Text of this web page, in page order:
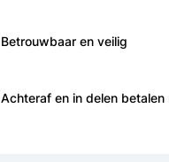
Betrouwbaar en veilig
Achteraf en in delen betalen